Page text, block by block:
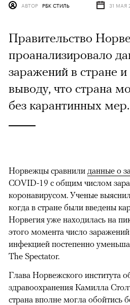
АВТОР РБК СТИЛЬ 31 МАЯ
Правительство
проанализировало
заражений в стране
выводу, что страна
без карантинных мер.
Норвежцы сравнили данные о
COVID-19 с общим числом
коронавирусом. Ученые
когда в стране были введены
Норвегия уже находилась на
этого момента число
инфекцией постепенно
The Spectator.
Глава Норвежского института
здравоохранения Камилла
страна вполне могла обойтись